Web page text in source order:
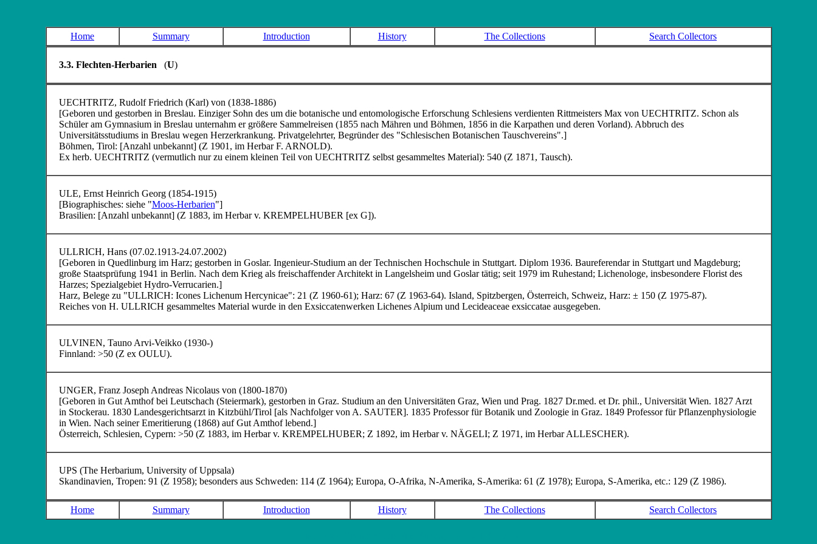
Home Summary Introduction History The Collections Search Collectors
3.3. Flechten-Herbarien (U)
UECHTRITZ, Rudolf Friedrich (Karl) von (1838-1886)
[Geboren und gestorben in Breslau. Einziger Sohn des um die botanische und entomologische Erforschung Schlesiens verdienten Rittmeisters Max von UECHTRITZ. Schon als
Schüler am Gymnasium in Breslau unternahm er größere Sammelreisen (1855 nach Mähren und Böhmen, 1856 in die Karpathen und deren Vorland). Abbruch des
Universitätsstudiums in Breslau wegen Herzerkrankung. Privatgelehrter, Begründer des "Schlesischen Botanischen Tauschvereins".]
Böhmen, Tirol: [Anzahl unbekannt] (Z 1901, im Herbar F. ARNOLD).
Ex herb. UECHTRITZ (vermutlich nur zu einem kleinen Teil von UECHTRITZ selbst gesammeltes Material): 540 (Z 1871, Tausch).
ULE, Ernst Heinrich Georg (1854-1915)
[Biographisches: siehe "Moos-Herbarien"]
Brasilien: [Anzahl unbekannt] (Z 1883, im Herbar v. KREMPELHUBER [ex G]).
ULLRICH, Hans (07.02.1913-24.07.2002)
[Geboren in Quedlinburg im Harz; gestorben in Goslar. Ingenieur-Studium an der Technischen Hochschule in Stuttgart. Diplom 1936. Baureferendar in Stuttgart und Magdeburg;
große Staatsprüfung 1941 in Berlin. Nach dem Krieg als freischaffender Architekt in Langelsheim und Goslar tätig; seit 1979 im Ruhestand; Lichenologe, insbesondere Florist des
Harzes; Spezialgebiet Hydro-Verrucarien.]
Harz, Belege zu "ULLRICH: Icones Lichenum Hercynicae": 21 (Z 1960-61); Harz: 67 (Z 1963-64). Island, Spitzbergen, Österreich, Schweiz, Harz: ± 150 (Z 1975-87).
Reiches von H. ULLRICH gesammeltes Material wurde in den Exsiccatenwerken Lichenes Alpiumund Lecideaceae exsiccataeausgegeben.
ULVINEN, Tauno Arvi-Veikko (1930-)
Finnland: >50 (Z ex OULU).
UNGER, Franz Joseph Andreas Nicolaus von (1800-1870)
[Geboren in Gut Amthof bei Leutschach (Steiermark), gestorben in Graz. Studium an den Universitäten Graz, Wien und Prag. 1827 Dr.med. et Dr. phil., Universität Wien. 1827 Arzt
in Stockerau. 1830 Landesgerichtsarzt in Kitzbühl/Tirol [als Nachfolger von A. SAUTER]. 1835 Professor für Botanik und Zoologie in Graz. 1849 Professor für Pflanzenphysiologie
in Wien. Nach seiner Emeritierung (1868) auf Gut Amthof lebend.]
Österreich, Schlesien, Cypern: >50 (Z 1883, im Herbar v. KREMPELHUBER; Z 1892, im Herbar v. NÄGELI; Z 1971, im Herbar ALLESCHER).
UPS (The Herbarium, University of Uppsala)
Skandinavien, Tropen: 91 (Z 1958); besonders aus Schweden: 114 (Z 1964); Europa, O-Afrika, N-Amerika, S-Amerika: 61 (Z 1978); Europa, S-Amerika, etc.: 129 (Z 1986).
Home Summary Introduction History The Collections Search Collectors